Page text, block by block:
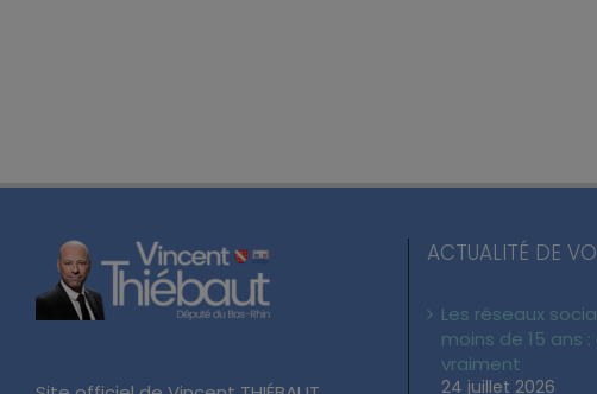
ACTUALITÉ DE
Les réseaux
moins de 15 ans
vraiment
24 juillet 2026